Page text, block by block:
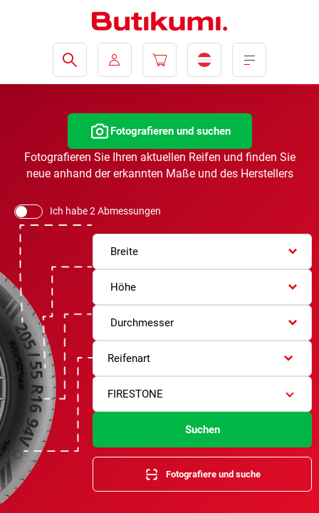
Fotografieren und suchen
Fotografieren Sie Ihren aktuellen Reifen und finden Sie
neue anhand der erkannten Maße und des Herstellers
Ich habe 2 Abmessungen
Breite
Höhe
Durchmesser
Reifenart
FIRESTONE
Suchen
Fotografiere und suche